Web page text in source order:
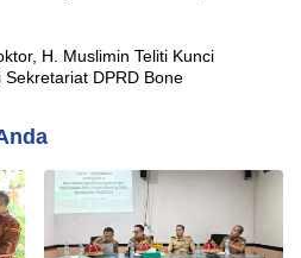
H. Muslimin Teliti Kunci
DPRD Bone